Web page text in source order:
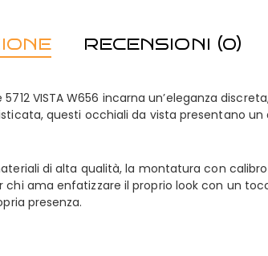
RECENSIONI (0)
5712 VISTA W656 incarna un’eleganza
questi occhiali da vista presentano
di alta qualità, la montatura con
chi ama enfatizzare il proprio look con un
presenza.